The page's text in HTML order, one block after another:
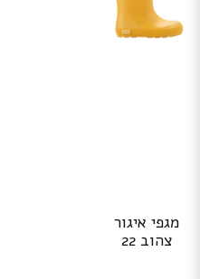
מגפי איגור
צהוב 22